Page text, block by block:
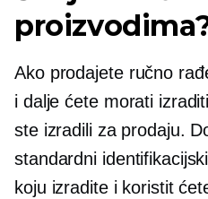
Ako prodajete ručno
i dalje ćete morati
ste izradili za prodaju.
standardni
koju izradite i koristit